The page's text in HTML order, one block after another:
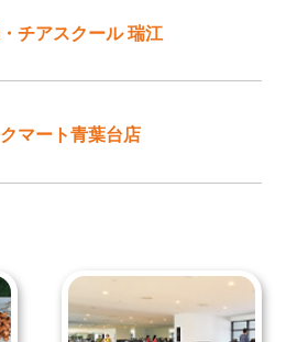
チアスクール 瑞江
マート青葉台店